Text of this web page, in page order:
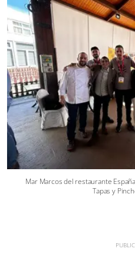
Mar Marcos del restaurante
Tapas y